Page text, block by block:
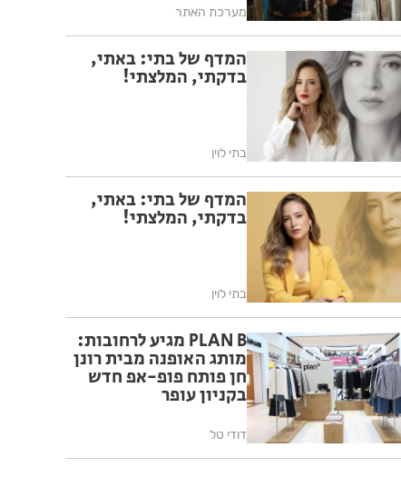
מערכת האתר
המדף של בתי: באתי,
בדקתי, המלצתי!
בתי לוין
המדף של בתי: באתי,
בדקתי, המלצתי!
בתי לוין
PLAN B מגיע לרחובות:
מותג האופנה מבית רונן
חן פותח פופ-אפ חדש
בקניון עופר
דודי טל